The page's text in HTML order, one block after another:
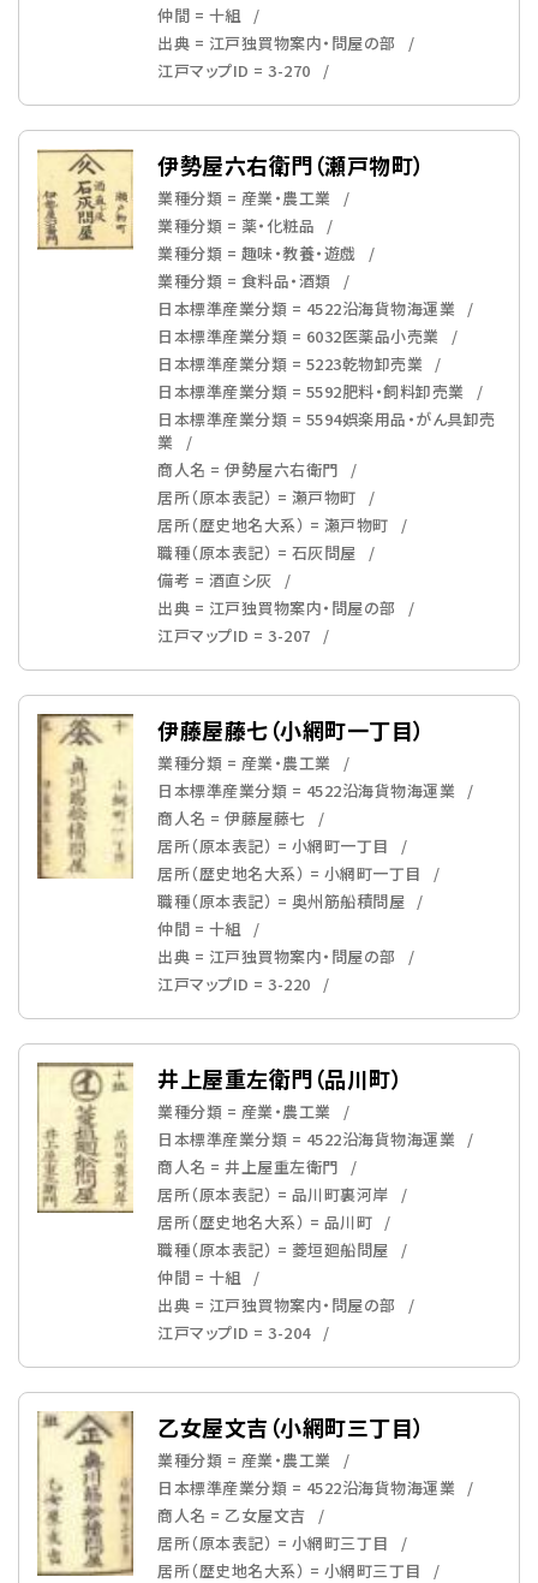
仲間 = 十組
出典 = 江戸独買物案内・問屋の部
江戸マップID = 3-270
伊勢屋六右衛門（瀬戸物町）
業種分類 = 産業・農工業
業種分類 = 薬・化粧品
業種分類 = 趣味・教養・遊戯
業種分類 = 食料品・酒類
日本標準産業分類 = 4522沿海貨物海運業
日本標準産業分類 = 6032医薬品小売業
日本標準産業分類 = 5223乾物卸売業
日本標準産業分類 = 5592肥料・飼料卸売業
日本標準産業分類 = 5594娯楽用品・がん具卸売
業
商人名 = 伊勢屋六右衛門
居所（原本表記） = 瀬戸物町
居所（歴史地名大系） = 瀬戸物町
職種（原本表記） = 石灰問屋
備考 = 酒直シ灰
出典 = 江戸独買物案内・問屋の部
江戸マップID = 3-207
伊藤屋藤七（小網町一丁目）
業種分類 = 産業・農工業
日本標準産業分類 = 4522沿海貨物海運業
商人名 = 伊藤屋藤七
居所（原本表記） = 小網町一丁目
居所（歴史地名大系） = 小網町一丁目
職種（原本表記） = 奥州筋船積問屋
仲間 = 十組
出典 = 江戸独買物案内・問屋の部
江戸マップID = 3-220
井上屋重左衛門（品川町）
業種分類 = 産業・農工業
日本標準産業分類 = 4522沿海貨物海運業
商人名 = 井上屋重左衛門
居所（原本表記） = 品川町裏河岸
居所（歴史地名大系） = 品川町
職種（原本表記） = 菱垣廻船問屋
仲間 = 十組
出典 = 江戸独買物案内・問屋の部
江戸マップID = 3-204
乙女屋文吉（小網町三丁目）
業種分類 = 産業・農工業
日本標準産業分類 = 4522沿海貨物海運業
商人名 = 乙女屋文吉
居所（原本表記） = 小網町三丁目
居所（歴史地名大系） = 小網町三丁目